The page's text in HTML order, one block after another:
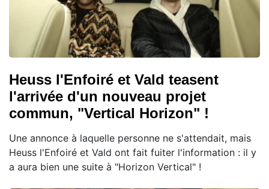
Heuss l'Enfoiré et Vald teasent
l'arrivée d'un nouveau projet
commun, "Vertical Horizon" !
Une annonce à laquelle personne ne s'attendait, mais
Heuss l'Enfoiré et Vald ont fait fuiter l'information : il y
a aura bien une suite à "Horizon Vertical" !